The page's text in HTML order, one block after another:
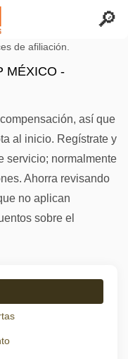
de afiliación.
MÉXICO -
así que
al inicio. Regístrate y
servicio; normalmente
Ahorra revisando
no aplican
sobre el